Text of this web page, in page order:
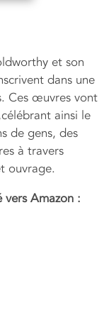
et son
dans une
Ces œuvres vont
ainsi le
de gens, des
à travers
ouvrage.
Amazon :